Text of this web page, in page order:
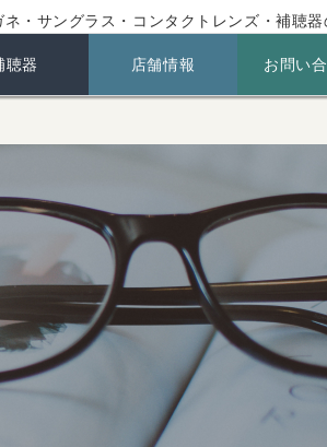
・サングラス・コンタクトレンズ・補聴器
聴器 店舗情報 お問い